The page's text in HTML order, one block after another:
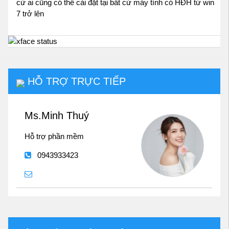
cứ ai cũng có thể cài đặt tại bất cứ máy tính có HĐH từ win
7 trở lên
HỖ TRỢ TRỰC TIẾP
Ms.Minh Thuý
Hỗ trợ phần mềm
0943933423